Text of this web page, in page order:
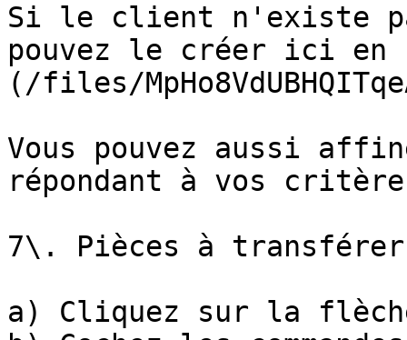
Si le client n'existe
pouvez le créer ici
(/files/
Vous pouvez aussi
répondant à vos
7\. Pièces à
a) Cliquez sur la